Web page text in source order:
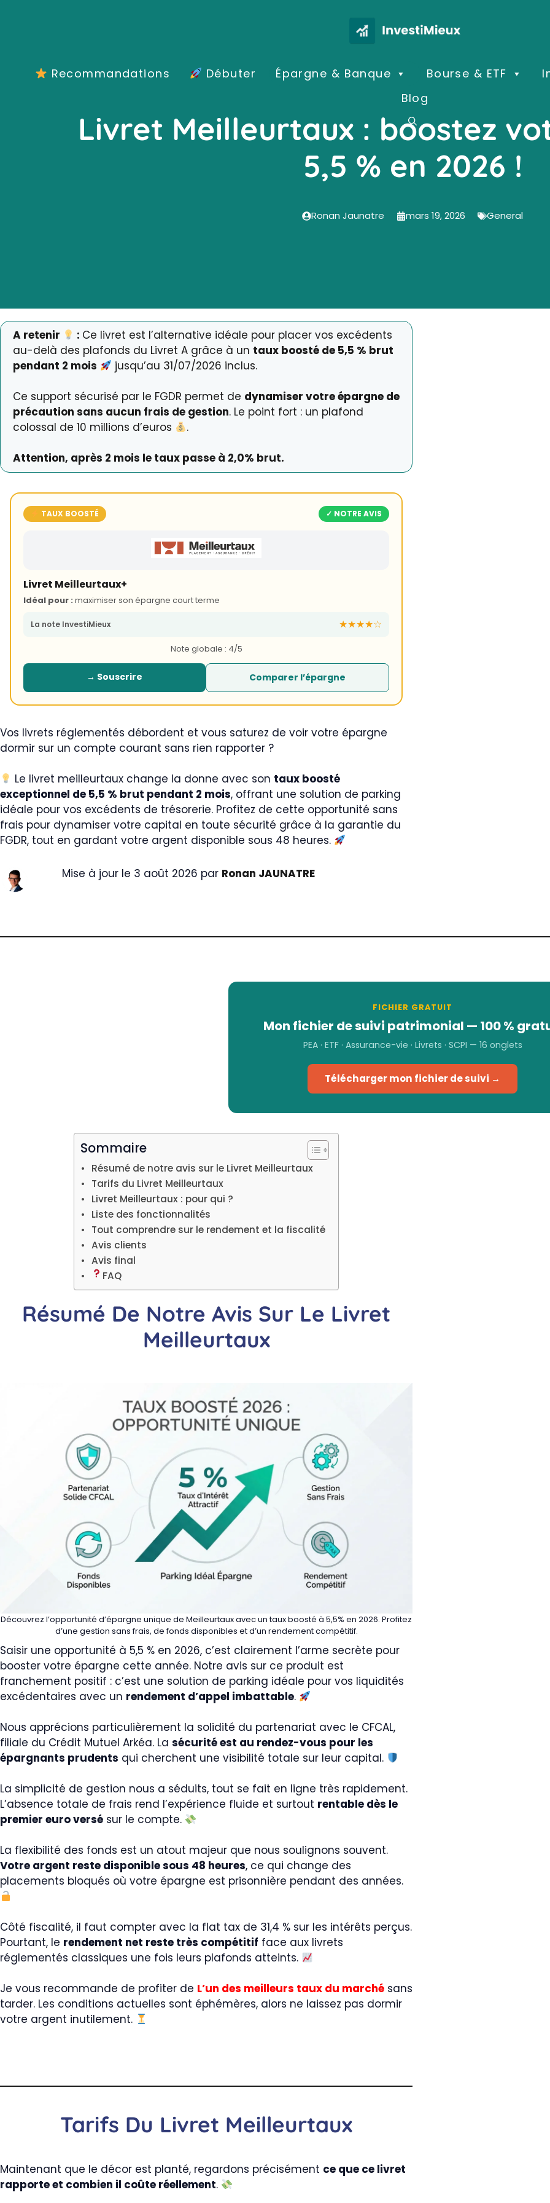
Recommandations Débuter Épargne & Banque Bourse & ETF
Blog
Livret Meilleurtaux : boostez
5,5 % en 2026 !
Ronan Jaunatre mars 19, 2026 General
A retenir : Ce livret est l’alternative idéale pour placer vos excédents
au-delà des plafonds du Livret A grâce à un taux boosté de 5,5 % brut
pendant 2 mois
jusqu’au 31/07/2026 inclus.
Ce support sécurisé par le FGDR permet de dynamiser votre épargne de
précaution sans aucun frais de gestion. Le point fort : un plafond
colossal de 10 millions d’euros
.
Attention, après 2 mois le taux passe à 2,0% brut.
TAUX BOOSTÉ ✓ NOTRE AVIS
Livret Meilleurtaux+
Idéal pour : maximiser son épargne court terme
La note InvestiMieux ★★★★☆
Note globale : 4/5
→ Souscrire Comparer l’épargne
Vos livrets réglementés débordent et vous saturez de voir votre épargne
dormir sur un compte courant sans rien rapporter ?
Le livret meilleurtaux change la donne avec son taux boosté
exceptionnel de 5,5 % brut pendant 2 mois, offrant une solution de parking
idéale pour vos excédents de trésorerie. Profitez de cette opportunité sans
frais pour dynamiser votre capital en toute sécurité grâce à la garantie du
FGDR, tout en gardant votre argent disponible sous 48 heures.
Mise à jour le 3 août 2026 par Ronan JAUNATRE
FICHIER GRATUIT
Mon fichier de suivi patrimonial — 100 %
PEA · ETF · Assurance-vie · Livrets · SCPI — 16 onglets
Télécharger mon fichier de suivi →
Sommaire
Résumé de notre avis sur le Livret Meilleurtaux
Tarifs du Livret Meilleurtaux
Livret Meilleurtaux : pour qui ?
Liste des fonctionnalités
Tout comprendre sur le rendement et la fiscalité
Avis clients
Avis final
FAQ
Résumé De Notre Avis Sur Le Livret
Meilleurtaux
Découvrez l’opportunité d’épargne unique de Meilleurtaux avec un taux boosté à 5,5% en 2026. Profitez
d’une gestion sans frais, de fonds disponibles et d’un rendement compétitif.
Saisir une opportunité à 5,5 % en 2026, c’est clairement l’arme secrète pour
booster votre épargne cette année. Notre avis sur ce produit est
franchement positif : c’est une solution de parking idéale pour vos liquidités
excédentaires avec un rendement d’appel imbattable.
Nous apprécions particulièrement la solidité du partenariat avec le CFCAL,
filiale du Crédit Mutuel Arkéa. La sécurité est au rendez-vous pour les
épargnants prudents qui cherchent une visibilité totale sur leur capital.
La simplicité de gestion nous a séduits, tout se fait en ligne très rapidement.
L’absence totale de frais rend l’expérience fluide et surtout rentable dès le
premier euro versé sur le compte.
La flexibilité des fonds est un atout majeur que nous soulignons souvent.
Votre argent reste disponible sous 48 heures, ce qui change des
placements bloqués où votre épargne est prisonnière pendant des années.
Côté fiscalité, il faut compter avec la flat tax de 31,4 % sur les intérêts perçus.
Pourtant, le rendement net reste très compétitif face aux livrets
réglementés classiques une fois leurs plafonds atteints.
Je vous recommande de profiter de L’un des meilleurs taux du marché sans
tarder. Les conditions actuelles sont éphémères, alors ne laissez pas dormir
votre argent inutilement.
Tarifs Du Livret Meilleurtaux
Maintenant que le décor est planté, regardons précisément ce que ce livret
rapporte et combien il coûte réellement.